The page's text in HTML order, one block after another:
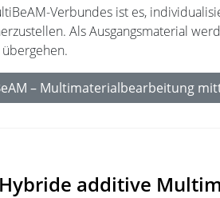
Verbundes ist es,
Als Ausgangsmaterial
– Multimaterialbearbeitung
Hybride additive